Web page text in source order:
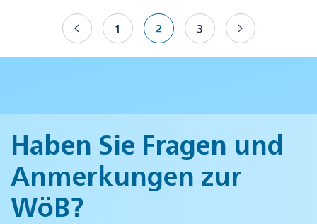
1 2 3
Haben Sie Fragen und
Anmerkungen zur
WöB?